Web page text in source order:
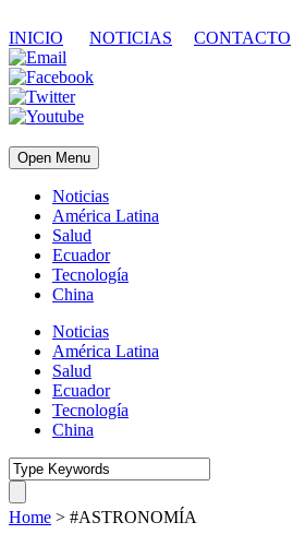
INICIO NOTICIAS CONTACTO
Open Menu
Noticias
América Latina
Salud
Ecuador
Tecnología
China
Noticias
América Latina
Salud
Ecuador
Tecnología
China
Home > #ASTRONOMÍA